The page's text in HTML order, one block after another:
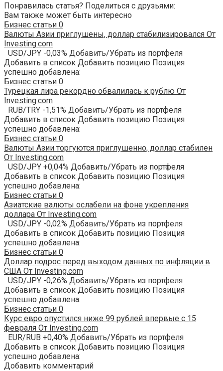
Понравилась статья? Поделиться с друзьями:
Вам также может быть интересно
Бизнес статьи 0
Валюты Азии приглушены, доллар стабилизировался От
Investing.com
USD/JPY -0,03% Добавить/Убрать из портфеля
Добавить в список Добавить позицию Позиция
успешно добавлена:
Бизнес статьи 0
Турецкая лира рекордно обвалилась к рублю От
Investing.com
RUB/TRY -1,51% Добавить/Убрать из портфеля
Добавить в список Добавить позицию Позиция
успешно добавлена:
Бизнес статьи 0
Валюты Азии торгуются приглушенно, доллар стабилен
От Investing.com
USD/JPY +0,04% Добавить/Убрать из портфеля
Добавить в список Добавить позицию Позиция
успешно добавлена:
Бизнес статьи 0
Азиатские валюты ослабели на фоне укрепления
доллара От Investing.com
USD/JPY -0,02% Добавить/Убрать из портфеля
Добавить в список Добавить позицию Позиция
успешно добавлена:
Бизнес статьи 0
Доллар подрос перед выходом данных по инфляции в
США От Investing.com
USD/JPY -0,26% Добавить/Убрать из портфеля
Добавить в список Добавить позицию Позиция
успешно добавлена:
Бизнес статьи 0
Курс евро опустился ниже 99 рублей впервые с 15
февраля От Investing.com
EUR/RUB +0,40% Добавить/Убрать из портфеля
Добавить в список Добавить позицию Позиция
успешно добавлена:
Добавить комментарий